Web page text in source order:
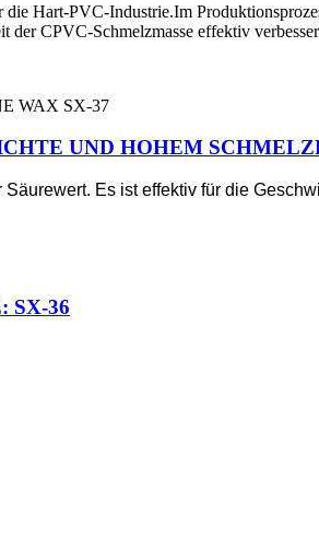
Hart-PVC-Industrie.Im
der CPVC-Schmelzmasse effektiv
UND HOHEM
Es ist effektiv für die
SX-36